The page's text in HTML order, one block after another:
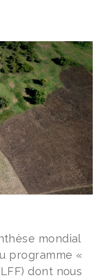
mondial
programme «
dont nous